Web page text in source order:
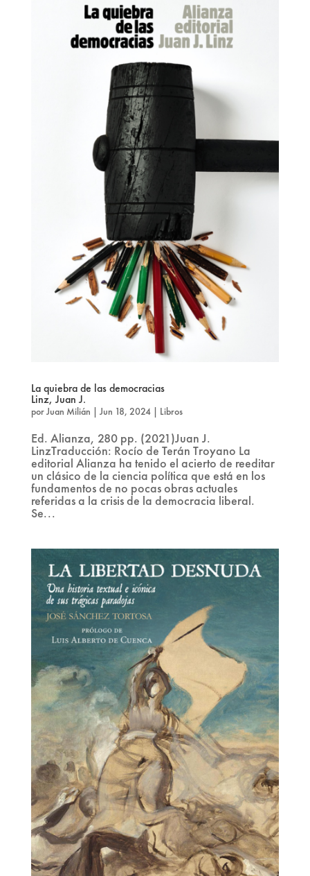
La quiebra de las democracias
Linz, Juan J.
porJuan Milián | Jun 18, 2024| Libros
Ed. Alianza, 280 pp. (2021)Juan J.
LinzTraducción: Rocío de Terán Troyano La
editorial Alianza ha tenido el acierto de reeditar
un clásico de la ciencia política que está en los
fundamentos de no pocas obras actuales
referidas a la crisis de la democracia liberal.
Se...